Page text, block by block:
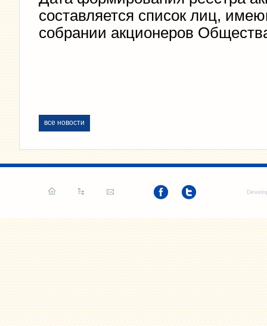
составляется список лиц,
собрании акционеров
все новости